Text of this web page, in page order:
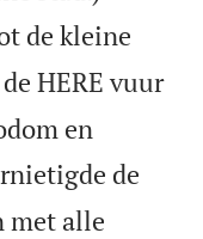
de kleine
HERE vuur
en
de
met alle